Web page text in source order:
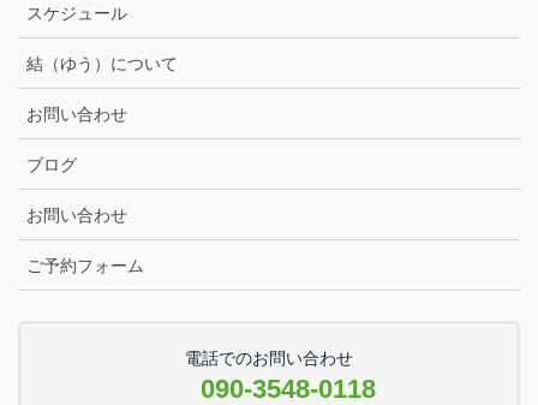
スケジュール
結（ゆう）について
お問い合わせ
ブログ
お問い合わせ
ご予約フォーム
電話でのお問い合わせ
090-3548-0118